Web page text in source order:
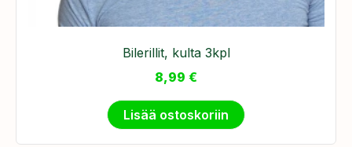
Bilerillit, kulta 3kpl
8,99 €
Lisää ostoskoriin